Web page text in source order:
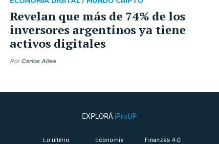
Revelan que más de 74% de los
inversores argentinos ya tiene
activos digitales
Por Carlos Altea
EXPLORÁ iProUP
Lo último
Economía
Finanzas 4.0